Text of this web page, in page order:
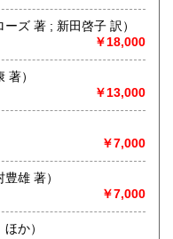
坪井から近隣の薬園町
分あります。
シャ・ローズ 著 ; 新田啓子 訳）
￥18,000
川博康 著）
￥13,000
￥7,000
と領主経済 （吉村豊雄 著）
￥7,000
幸治 ほか）